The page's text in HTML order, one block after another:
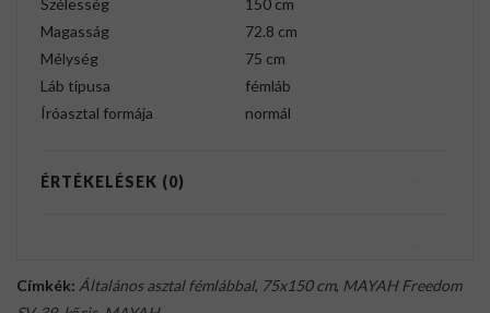
Szélesség
150 cm
Magasság
72.8 cm
Mélység
75 cm
Láb típusa
fémláb
Íróasztal formája
normál
ÉRTÉKELÉSEK (0)
Címkék: Általános asztal fémlábbal, 75x150 cm, MAYAH Freedom